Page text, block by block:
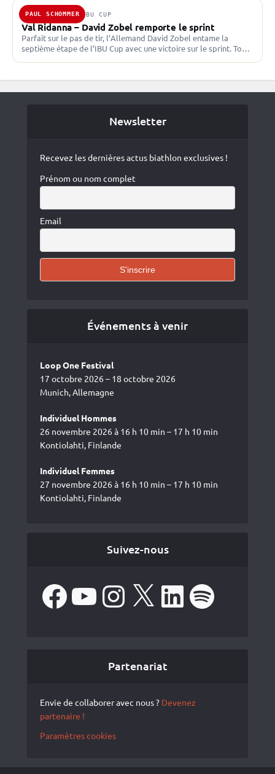
PAUL SCHOMMER
5 FÉV. 2025 · IBU CUP
Val Ridanna – David Zobel remporte le sprint
Parfait sur le pas de tir, l’Allemand David Zobel entame la
septième étape de l’IBU Cup avec une victoire sur le sprint. Top
Newsletter
Recevez les dernières actus biathlon exclusives !
Prénom ou nom complet
Email
Événements à venir
Loop One Festival
17 octobre 2026 – 18 octobre 2026
Munich, Allemagne
Individuel Hommes
26 novembre 2026 à 16 h 10 min – 17 h 10 min
Kontiolahti, Finlande
Individuel Femmes
27 novembre 2026 à 16 h 10 min – 17 h 10 min
Kontiolahti, Finlande
Suivez-nous
Facebook Instagram LinkedIn Spotify
Partenariat
Envie de collaborer avec nous ? Devenez
partenaire !
Paramètres cookies